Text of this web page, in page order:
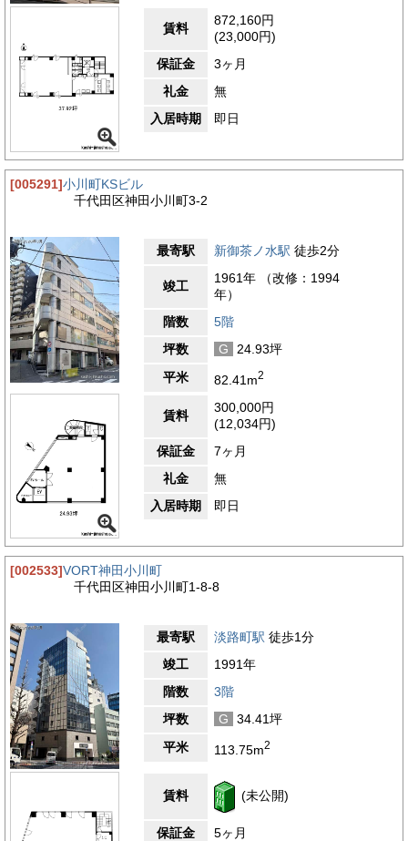
賃料
872,160円
(23,000円)
保証金
3ヶ月
礼金
無
入居時期
即日
[005291]小川町KSビル
千代田区神田小川町3-2
最寄駅 新御茶ノ水駅 徒歩2分
竣工
1961年 （改修：1994
年）
階数
5階
坪数
G
24.93坪
平米
82.41m2
賃料
300,000円
(12,034円)
保証金
7ヶ月
礼金
無
入居時期
即日
[002533]VORT神田小川町
千代田区神田小川町1-8-8
最寄駅 淡路町駅 徒歩1分
竣工
1991年
階数
3階
坪数
G
34.41坪
平米
113.75m2
賃料 (未公開)
保証金
5ヶ月